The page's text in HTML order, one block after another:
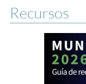
Recursos